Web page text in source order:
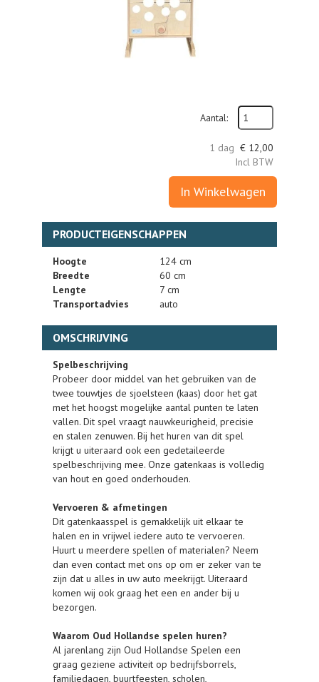
Aantal:
1 dag € 12,00
Incl BTW
In Winkelwagen
PRODUCTEIGENSCHAPPEN
Hoogte
124 cm
Breedte
60 cm
Lengte
7 cm
Transportadvies
auto
OMSCHRIJVING
Spelbeschrijving
Probeer door middel van het gebruiken van de
twee touwtjes de sjoelsteen (kaas) door het gat
met het hoogst mogelijke aantal punten te laten
vallen. Dit spel vraagt nauwkeurigheid, precisie
en stalen zenuwen. Bij het huren van dit spel
krijgt u uiteraard ook een gedetaileerde
spelbeschrijving mee. Onze gatenkaas is volledig
van hout en goed onderhouden.
Vervoeren & afmetingen
Dit gatenkaasspel is gemakkelijk uit elkaar te
halen en in vrijwel iedere auto te vervoeren.
Huurt u meerdere spellen of materialen? Neem
dan even contact met ons op om er zeker van te
zijn dat u alles in uw auto meekrijgt. Uiteraard
komen wij ook graag het een en ander bij u
bezorgen.
Waarom Oud Hollandse spelen huren?
Al jarenlang zijn Oud Hollandse Spelen een
graag geziene activiteit op bedrijfsborrels,
familiedagen, buurtfeesten, scholen,